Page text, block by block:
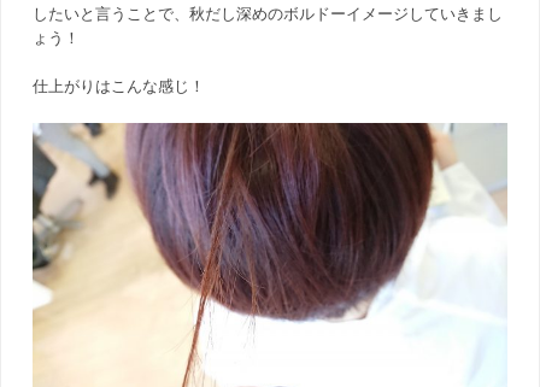
したいと言うことで、秋だし深めのボルドーイメージしていきまし
ょう！
仕上がりはこんな感じ！